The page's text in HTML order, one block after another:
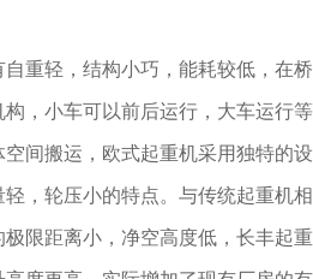
缓冲器和防出轨保护装置； 3、双梁起
置维修平台（维修走道）； 4、主梁和端
精度和运行平稳；
轻，结构小巧，能耗较低，在桥
，小车可以前后运行，大车运行等
间搬运，欧式起重机采用独特的设
，轮压小的特点。与传统起重机相
限距离小，净空高度低，长丰起重